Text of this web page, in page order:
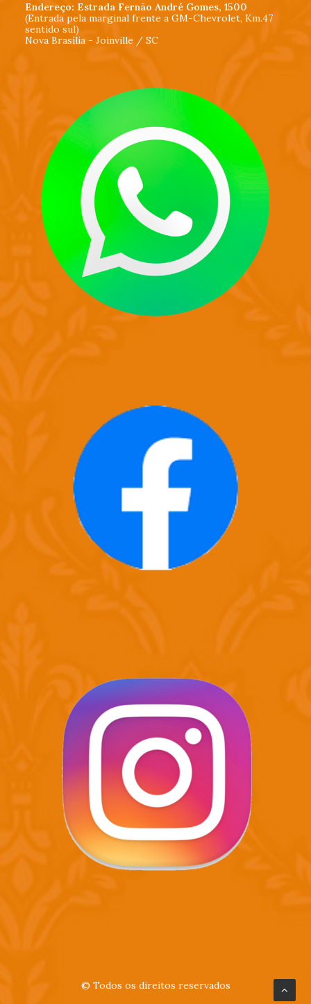
Endereço: Estrada Fernão André Gomes, 1500
(Entrada pela marginal frente a GM-Chevrolet, Km.47
sentido sul)
Nova Brasília - Joinville / SC
© Todos os direitos reservados